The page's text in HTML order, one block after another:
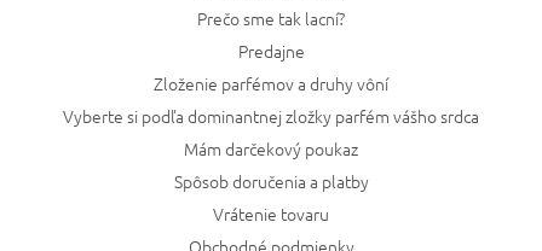
Prečo sme tak lacní?
Predajne
Zloženie parfémov a druhy vôní
Vyberte si podľa dominantnej zložky parfém vášho srdca
Mám darčekový poukaz
Spôsob doručenia a platby
Vrátenie tovaru